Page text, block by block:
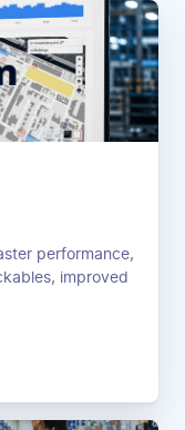
performance,
improved